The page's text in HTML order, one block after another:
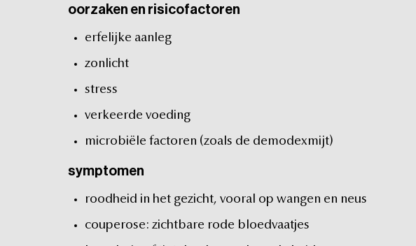
oorzaken en risicofactoren
erfelijke aanleg
zonlicht
stress
verkeerde voeding
microbiële factoren (zoals de demodexmijt)
symptomen
roodheid in het gezicht, vooral op wangen en neus
couperose: zichtbare rode bloedvaatjes